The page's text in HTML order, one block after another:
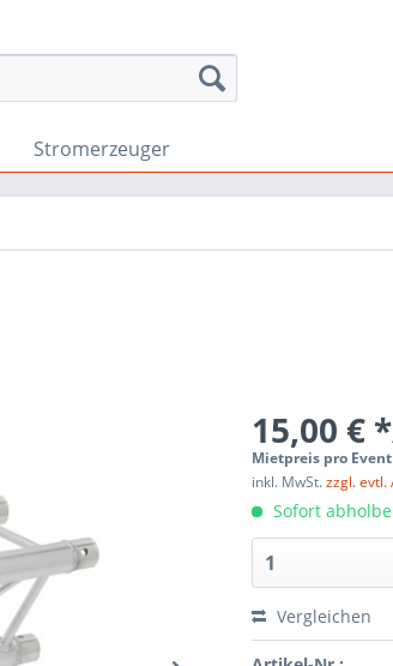
Stromerzeuger
15,00 €
Mietpreis pro Event
inkl. MwSt.zzgl. evtl.
Sofort
Vergleichen